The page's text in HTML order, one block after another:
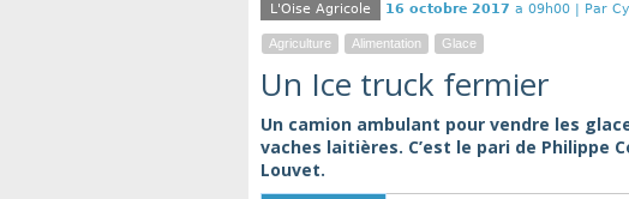
L'Oise Agricole 16 octobre 2017 a 09h00 | Par
Agriculture Alimentation Glace
Un Ice truck fermier
Un camion ambulant pour vendre les
vaches laitières. C’est le pari de Philippe
Louvet.